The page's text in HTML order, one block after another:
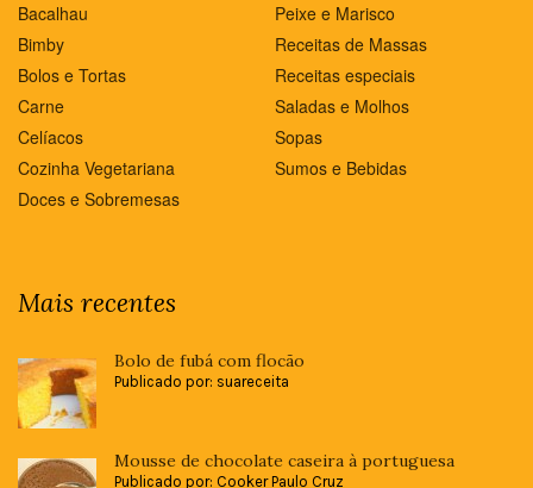
Bacalhau
Bimby
Bolos e Tortas
Carne
Celíacos
Cozinha Vegetariana
Doces e Sobremesas
Peixe e Marisco
Receitas de Massas
Receitas especiais
Saladas e Molhos
Sopas
Sumos e Bebidas
Mais recentes
Bolo de fubá com flocão
Publicado por: suareceita
Mousse de chocolate caseira à portuguesa
Publicado por: Cooker Paulo Cruz